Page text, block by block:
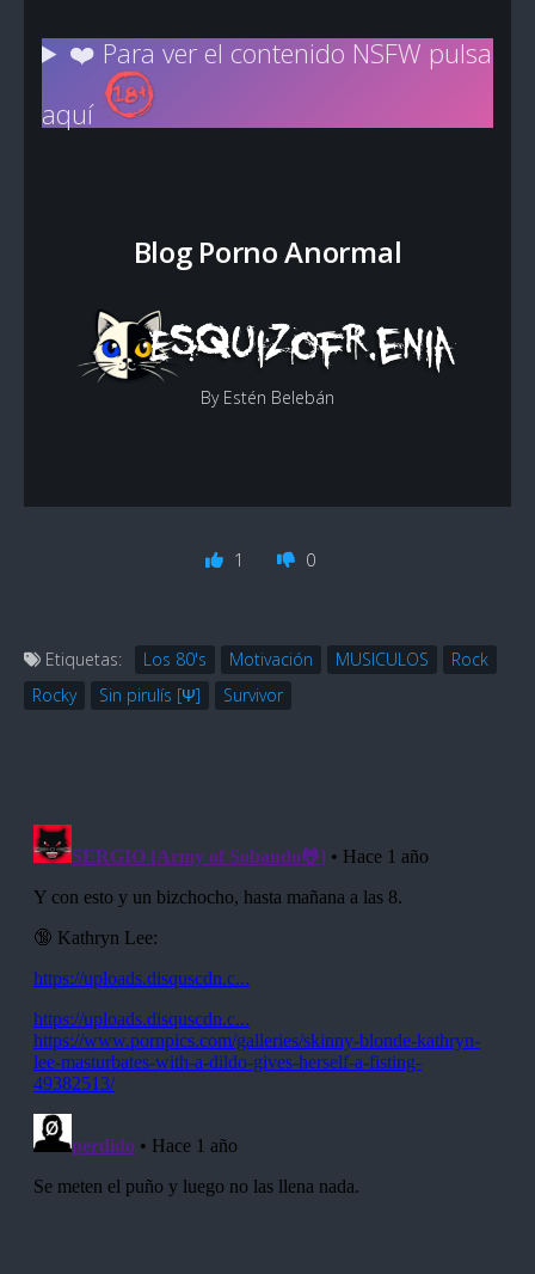
❤️ Para ver el contenido NSFW pulsa
aquí
Blog Porno Anormal
By Estén Belebán
1 0
Etiquetas: Los 80's Motivación MUSICULOS
Rock
Rocky
Sin pirulís [Ψ] Survivor